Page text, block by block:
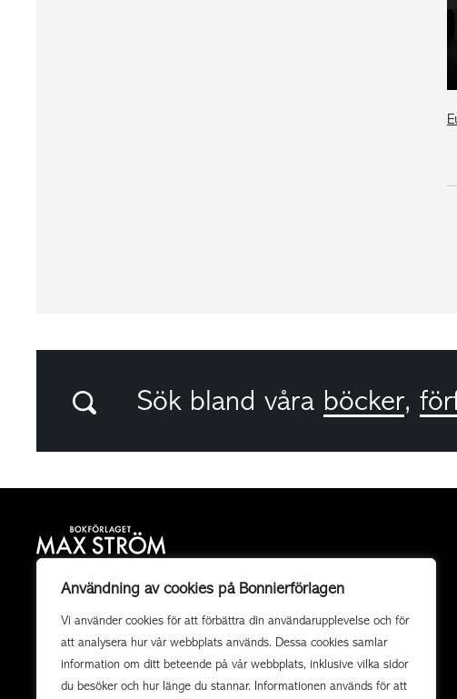
Användning av cookies på Bonnierförlagen
Vi använder cookies för att förbättra din användarupplevelse och för
att analysera hur vår webbplats används. Dessa cookies samlar
information om ditt beteende på vår webbplats, inklusive vilka sidor
du besöker och hur länge du stannar. Informationen används för att
Sök bland våra böcker,
Bokförlaget Max Ström är ett allmänutgivande
utgivare av illustrerade böcker. Vi producerar också
uppdragsböcker av högsta kvalitet i samarbete med
organisationer och företag.